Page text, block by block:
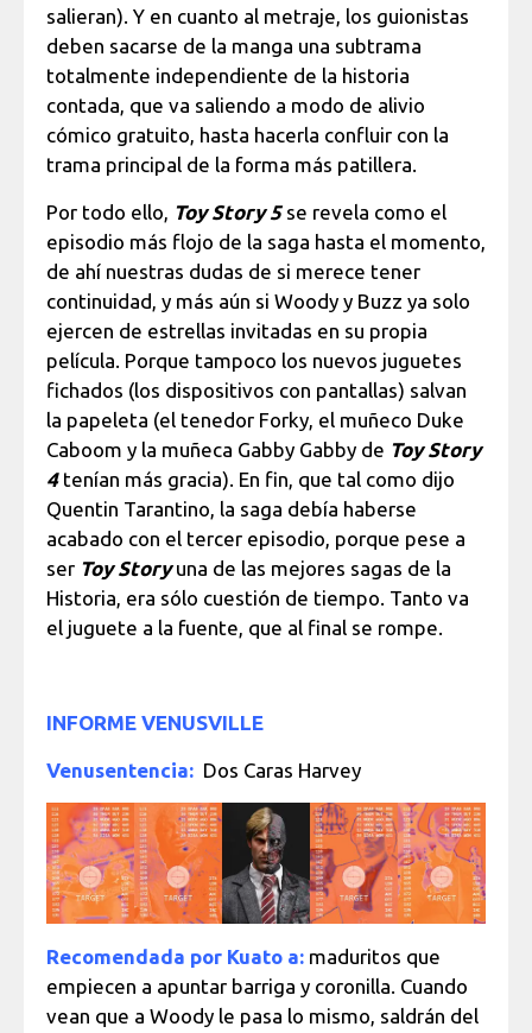
salieran). Y en cuanto al metraje, los guionistas
deben sacarse de la manga una subtrama
totalmente independiente de la historia
contada, que va saliendo a modo de alivio
cómico gratuito, hasta hacerla confluir con la
trama principal de la forma más patillera.
Por todo ello, Toy Story 5se revela como el
episodio más flojo de la saga hasta el momento,
de ahí nuestras dudas de si merece tener
continuidad, y más aún si Woody y Buzz ya solo
ejercen de estrellas invitadas en su propia
película. Porque tampoco los nuevos juguetes
fichados (los dispositivos con pantallas) salvan
la papeleta (el tenedor Forky, el muñeco Duke
Caboom y la muñeca Gabby Gabby de Toy Story
4tenían más gracia). En fin, que tal como dijo
Quentin Tarantino, la saga debía haberse
acabado con el tercer episodio, porque pese a
ser Toy Storyuna de las mejores sagas de la
Historia, era sólo cuestión de tiempo. Tanto va
el juguete a la fuente, que al final se rompe.
INFORME VENUSVILLE
Venusentencia: Dos Caras Harvey
Recomendada por Kuato a: maduritos que
empiecen a apuntar barriga y coronilla. Cuando
vean que a Woody le pasa lo mismo, saldrán del